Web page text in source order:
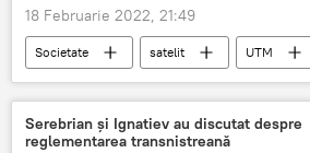
18 Februarie 2022, 21:49
Societate satelit
UTM
cosmos
Stația Spațială Internațională
Știri din Moldova
Serebrian și Ignatiev au discutat despre
reglementarea transnistreană